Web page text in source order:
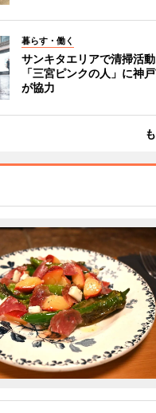
暮らす・働く
サンキタエリアで清掃活
「三宮ピンクの人」に神
が協力